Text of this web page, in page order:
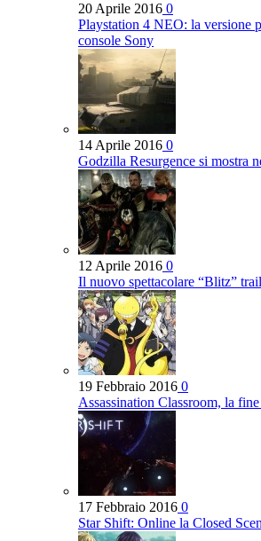
20 Aprile 2016 0
Playstation 4 NEO: la versione
console Sony
14 Aprile 2016 0
Godzilla Resurgence si mostra
12 Aprile 2016 0
Il nuovo spettacolare “Blitz”
19 Febbraio 2016 0
Assassination Classroom, la
17 Febbraio 2016 0
Star Shift: Online la Closed